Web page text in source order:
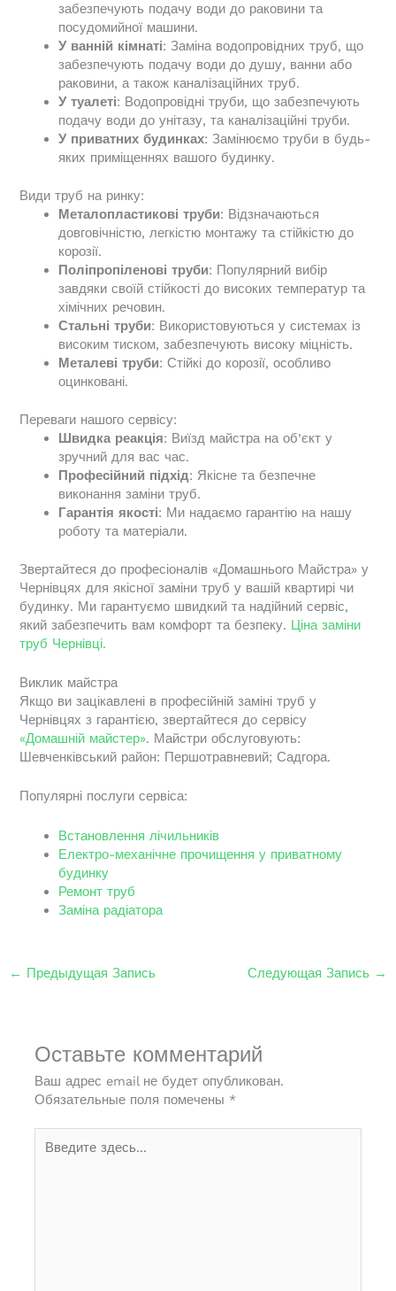
забезпечують подачу води до раковини та
посудомийної машини.
У ванній кімнаті: Заміна водопровідних труб, що
забезпечують подачу води до душу, ванни або
раковини, а також каналізаційних труб.
У туалеті: Водопровідні труби, що забезпечують
подачу води до унітазу, та каналізаційні труби.
У приватних будинках: Замінюємо труби в будь-
яких приміщеннях вашого будинку.
Види труб на ринку:
Металопластикові труби: Відзначаються
довговічністю, легкістю монтажу та стійкістю до
корозії.
Поліпропіленові труби: Популярний вибір
завдяки своїй стійкості до високих температур та
хімічних речовин.
Стальні труби: Використовуються у системах із
високим тиском, забезпечують високу міцність.
Металеві труби: Стійкі до корозії, особливо
оцинковані.
Переваги нашого сервісу:
Швидка реакція: Виїзд майстра на об’єкт у
зручний для вас час.
Професійний підхід: Якісне та безпечне
виконання заміни труб.
Гарантія якості: Ми надаємо гарантію на нашу
роботу та матеріали.
Звертайтеся до професіоналів «Домашнього Майстра» у
Чернівцях для якісної заміни труб у вашій квартирі чи
будинку. Ми гарантуємо швидкий та надійний сервіс,
який забезпечить вам комфорт та безпеку. Ціна заміни
труб Чернівці.
Виклик майстра
Якщо ви зацікавлені в професійній заміні труб у
Чернівцях з гарантією, звертайтеся до сервісу
«Домашній майстер». Майстри обслуговують:
Шевченківський район: Першотравневий; Садгора.
Популярні послуги сервіса:
Встановлення лічильників
Електро-механічне прочищення у приватному
будинку
Ремонт труб
Заміна радіатора
← Предыдущая Запись Следующая Запись →
Оставьте комментарий
Ваш адрес email не будет опубликован.
Обязательные поля помечены *
здесь...